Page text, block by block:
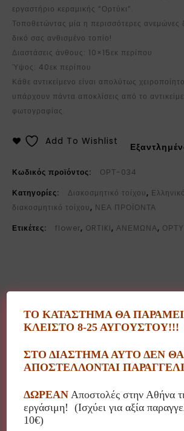
εργαστήριο κεραμικής “Ορτύκι”.
Τοποθετώντας μία η περισσότερες ανεμώνες
δικό σας ανθισμένο τοπίο!
Διαστάσεις άνθους: 10×15εκ περίπου
Ύψος: 40εκ περίπου
Κάθε αντικείμενο είναι απολύτως
υπάρχουν πάντα αποκλίσεις από το
φωτογραφίας.
Add To Wishlist
Κωδικός προϊόντος:
ΟΡΤ-034
Κατηγορίες:
Διακοσμητικό τοίχου,
διακοσμητικό τοίχου, ΝΕΑ ΠΡΟΪΟΝΤΑ
Ετικέτες:
flower, ORTIKI, ΑΝΕΜΩΝΑ,
Περιγραφή
Ο Κώστας Γιανναράς δημιουργεί μέσα
εργαστήριο κεραμικής “Ορτύκι”
Συνδυάζοντας πηλούς σε γήινα
μοναδική του φαντασία δημιουργεί
αισθητικής, αντικείμενα που μιλάνε στις
ΤΟ ΚΑΤΑΣΤΗΜΑ ΘΑ
ΚΛΕΙΣΤΟ 8-25 ΑΥΓΟΥΣΤΟΥ!!!
ΣΤΟ ΔΙΑΣΤΗΜΑ ΑΥΤΟ ΔΕΝ ΘΑ
ΑΠΟΣΤΕΛΛΟΝΤΑΙ
ΔΩΡΕΑΝ Αποστολές στην Αθήνα
εργάσιμη! (Ισχύει για αξία
10€)